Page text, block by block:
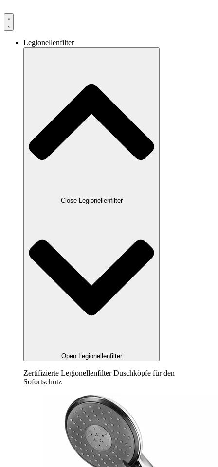
Legionellenfilter
Close Legionellenfilter
Open Legionellenfilter
Zertifizierte Legionellenfilter Duschköpfe für den
Sofortschutz